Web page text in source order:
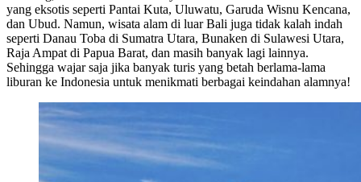
yang eksotis seperti Pantai Kuta, Uluwatu, Garuda Wisnu Kencana,
dan Ubud. Namun, wisata alam di luar Bali juga tidak kalah indah
seperti Danau Toba di Sumatra Utara, Bunaken di Sulawesi Utara,
Raja Ampat di Papua Barat, dan masih banyak lagi lainnya.
Sehingga wajar saja jika banyak turis yang betah berlama-lama
liburan ke Indonesia untuk menikmati berbagai keindahan alamnya!